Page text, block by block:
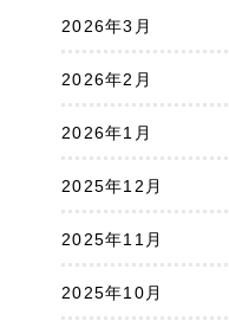
2026年3月
2026年2月
2026年1月
2025年12月
2025年11月
2025年10月